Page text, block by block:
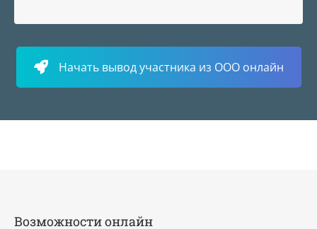
Начать вывод участника из ООО онлайн
Возможности онлайн